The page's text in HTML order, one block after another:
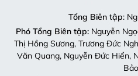
Tổng Biên tập:
Phó Tổng Biên tập:Nguyễn
Thị Hồng Sương, Trương Đức
Văn Quang, Nguyễn Đức Hiển,
Bảo